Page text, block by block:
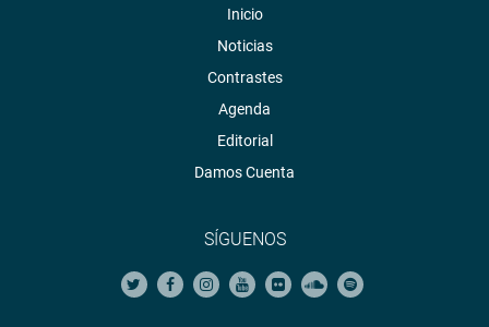
Inicio
Noticias
Contrastes
Agenda
Editorial
Damos Cuenta
SÍGUENOS